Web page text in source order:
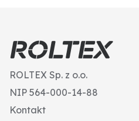
ROLTEX Sp. z o.o.
NIP 564-000-14-88
Kontakt